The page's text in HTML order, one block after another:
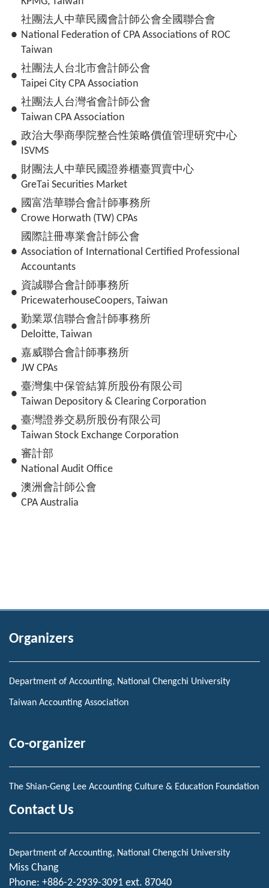
●
社團法人中華民國會計師公會全國聯合會
National Federation of CPA Associations of ROC
Taiwan
●
社團法人台北市會計師公會
Taipei City CPA Association
●
社團法人台灣省會計師公會
Taiwan CPA Association
●
政治大學商學院整合性策略價值管理研究中心
ISVMS
●
財團法人中華民國證券櫃臺買賣中心
GreTai Securities Market
●
國富浩華聯合會計師事務所
Crowe Horwath (TW) CPAs
●
國際註冊專業會計師公會
Association of International Certified Professional
Accountants
●
資誠聯合會計師事務所
PricewaterhouseCoopers, Taiwan
●
勤業眾信聯合會計師事務所
Deloitte, Taiwan
●
嘉威聯合會計師事務所
JW CPAs
●
臺灣集中保管結算所股份有限公司
Taiwan Depository & Clearing Corporation
●
臺灣證券交易所股份有限公司
Taiwan Stock Exchange Corporation
●
審計部
National Audit Office
●
澳洲會計師公會
CPA Australia
Organizers
Department of Accounting, National Chengchi University
Taiwan Accounting Association
Co-organizer
The Shian-Geng Lee Accounting Culture & Education Foundation
Contact Us
Department of Accounting, National Chengchi University
Miss Chang
Phone: +886-2-2939-3091 ext. 87040